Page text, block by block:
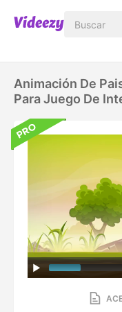
Animación De
Para Juego De